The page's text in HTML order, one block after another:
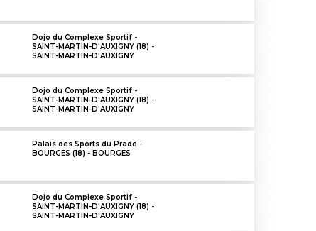
Dojo du Complexe Sportif -
SAINT-MARTIN-D'AUXIGNY (18) -
SAINT-MARTIN-D'AUXIGNY
Dojo du Complexe Sportif -
SAINT-MARTIN-D'AUXIGNY (18) -
SAINT-MARTIN-D'AUXIGNY
Palais des Sports du Prado -
BOURGES (18) - BOURGES
Dojo du Complexe Sportif -
SAINT-MARTIN-D'AUXIGNY (18) -
SAINT-MARTIN-D'AUXIGNY